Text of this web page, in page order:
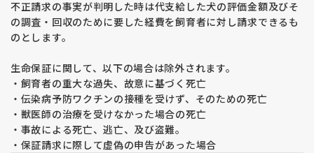
不正請求の事実が判明した時は代支給した犬の評価金額及びそ
の調査・回収のために要した経費を飼育者に対し請求できるも
のとします。
生命保証に関して、以下の場合は除外されます。
・飼育者の重大な過失、故意に基づく死亡
・伝染病予防ワクチンの接種を受けず、そのための死亡
・獣医師の治療を受けなかった場合の死亡
・事故による死亡、逃亡、及び盗難。
・保証請求に際して虚偽の申告があった場合